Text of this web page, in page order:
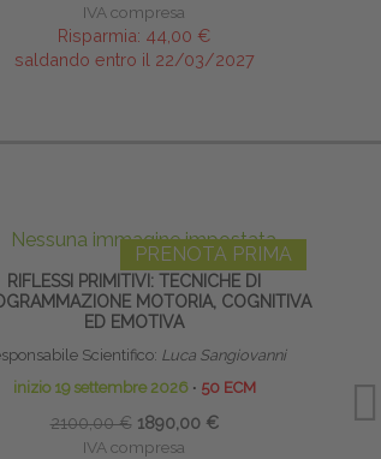
IVA compresa
Risparmia: 44,00 €
saldando entro il 22/03/2027
PRENOTA PRIMA
RIFLESSI PRIMITIVI: TECNICHE DI
MOTORIA, COGNITIVA
ED EMOTIVA
Scientifico: Luca Sangiovanni
inizio 19 settembre 2026 ∙ 50 ECM
2100,00 € 1890,00 €
IVA compresa